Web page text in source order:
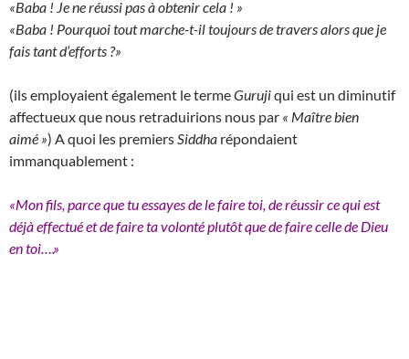
«Baba ! Je ne réussi pas à obtenir cela ! »
«Baba ! Pourquoi tout marche-t-il toujours de travers alors que je
fais tant d’efforts ?»
(ils employaient également le termeGurujiqui est un diminutif
affectueux que nous retraduirions nous par « Maître bien
aimé ») A quoi les premiers Siddha répondaient
immanquablement :
«Mon fils, parce que tu essayes de le faire toi, de réussir ce qui est
déjà effectué et de faire ta volonté plutôt que de faire celle de Dieu
en toi….»